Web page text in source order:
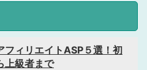
フィリエイトASP５選！初
上級者まで